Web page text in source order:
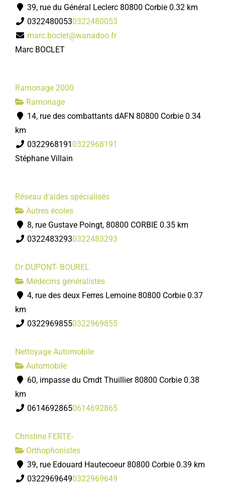
39, rue du Général Leclerc 80800 Corbie 0.32 km
03224800530322480053
marc.boclet@wanadoo.fr
Marc BOCLET
Ramonage 2000
Ramonage
14, rue des combattants dAFN 80800 Corbie 0.34
km
0322968191 0322968191
Stéphane Villain
Réseau d'aides spécialisés
Autres écoles
8, rue Gustave Poingt, 80800 CORBIE 0.35 km
03224832930322483293
Dr DUPONT- BOUREL
Médecins généralistes
4, rue des deux Ferres Lemoine 80800 Corbie 0.37
km
03229698550322969855
Nettoyage Automobile
Automobile
60, impasse du Cmdt Thuillier 80800 Corbie 0.38
km
06146928650614692865
Christine FERTE-
Orthophonistes
39, rue Edouard Hautecoeur 80800 Corbie 0.39 km
03229696490322969649